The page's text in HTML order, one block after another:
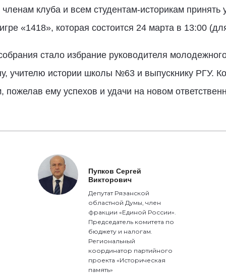
клуба и всем студентам-историкам
«1418», которая состоится 24 марта в 13:00
стало избрание руководителя
учителю истории школы №63 и выпускнику РГУ.
ему успехов и удачи на новом
Пупков Сергей
Викторович
Депутат Рязанской
областной Думы, член
фракции «Единой России».
Председатель комитета по
бюджету и налогам.
Региональный
координатор партийного
проекта «Историческая
память»